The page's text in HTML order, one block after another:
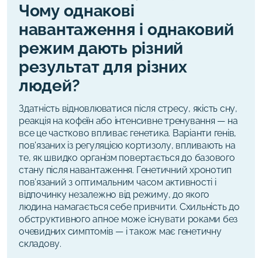
Чому однакові
навантаження і однаковий
режим дають різний
результат для різних
людей?
Здатність відновлюватися після стресу, якість сну,
реакція на кофеїн або інтенсивне тренування — на
все це частково впливає генетика. Варіанти генів,
пов'язаних із регуляцією кортизолу, впливають на
те, як швидко організм повертається до базового
стану після навантаження. Генетичний хронотип
пов’язаний з оптимальним часом активності і
відпочинку незалежно від режиму, до якого
людина намагається себе привчити. Схильність до
обструктивного апное може існувати роками без
очевидних симптомів — і також має генетичну
складову.